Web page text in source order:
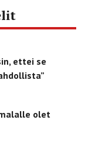
ettei se
olet